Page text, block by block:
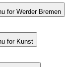
for Werder Bremen
for Kunst